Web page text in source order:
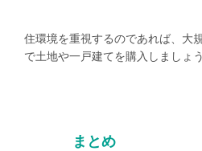
住環境を重視するのであれば、大
で土地や一戸建てを購入しましょう
まとめ